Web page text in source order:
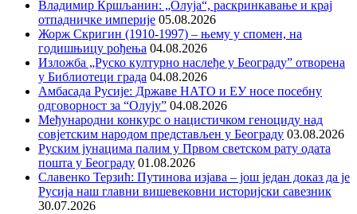
Владимир Кршљанин: „Олуја“, раскринкавање и крај
отпадничке империје 05.08.2026
Жорж Скригин (1910-1997) – њему у спомен, на
годишњицу рођења 04.08.2026
Изложба „Руско културно наслеђе у Београду” отворена
у Библиотеци града 04.08.2026
Амбасада Русије: Државе НАТО и ЕУ носе посебну
одговорност за “Олују” 04.08.2026
Међународни конкурс о нацистичком геноциду над
совјетским народом представљен у Београду 03.08.2026
Руским јунацима палим у Првом светском рату одата
пошта у Београду 01.08.2026
Славенко Терзић: Путинова изјава – још један доказ да је
Русија наш главни вишевековни историјски савезник
30.07.2026